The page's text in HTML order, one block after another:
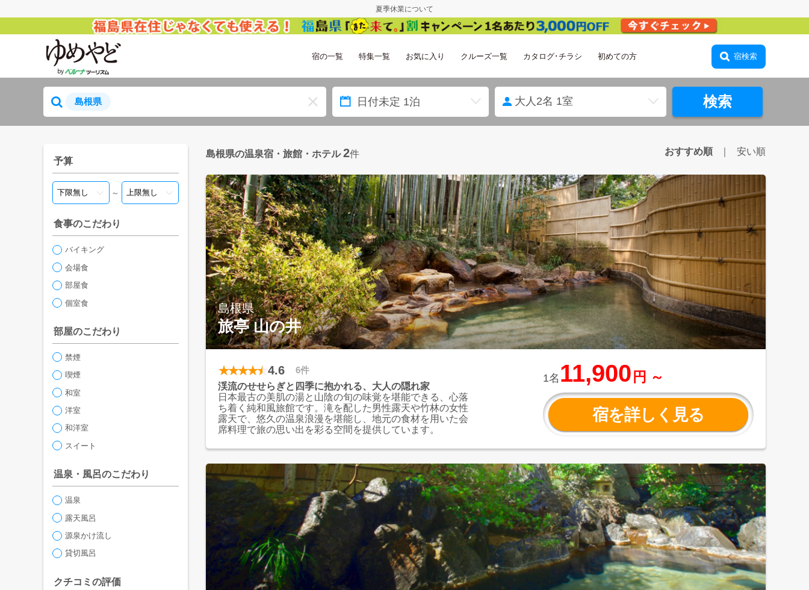
夏季休業について
宿の一覧 特集一覧 お気に入り クルーズ一覧 カタログ･チラシ 初めての方 宿検索
島根県 大人2名 1室 検索
予算
～
食事のこだわり
バイキング
会場食
部屋食
個室食
部屋のこだわり
禁煙
喫煙
和室
洋室
和洋室
スイート
温泉・風呂のこだわり
温泉
露天風呂
源泉かけ流し
貸切風呂
クチコミの評価
島根県の温泉宿・旅館・ホテル2件 おすすめ順 安い順
島根県
旅亭 山の井
4.6
6件
渓流のせせらぎと四季に抱かれる、大人の隠れ家
日本最古の美肌の湯と山陰の旬の味覚を堪能できる、心落
ち着く純和風旅館です。滝を配した男性露天や竹林の女性
露天で、悠久の温泉浪漫を堪能し、地元の食材を用いた会
席料理で旅の思い出を彩る空間を提供しています。
1名 11,900 円 ～
宿を詳しく見る